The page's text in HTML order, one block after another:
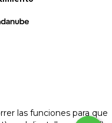
las funciones para que